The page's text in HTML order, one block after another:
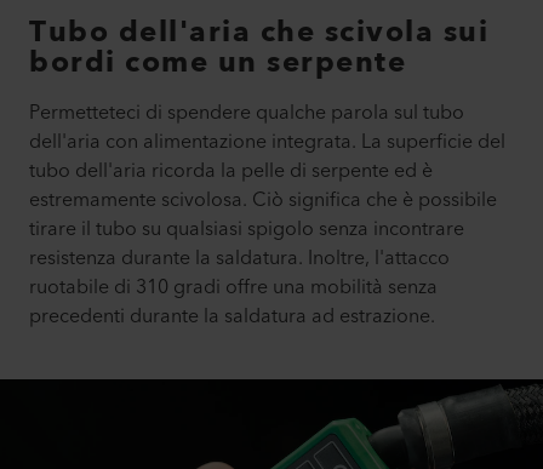
Tubo dell'aria che scivola sui
bordi come un serpente
Permetteteci di spendere qualche parola sul tubo
dell'aria con alimentazione integrata. La superficie del
tubo dell'aria ricorda la pelle di serpente ed è
estremamente scivolosa. Ciò significa che è possibile
tirare il tubo su qualsiasi spigolo senza incontrare
resistenza durante la saldatura. Inoltre, l'attacco
ruotabile di 310 gradi offre una mobilità senza
precedenti durante la saldatura ad estrazione.